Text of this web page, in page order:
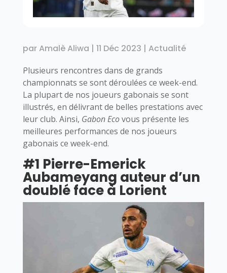
parAmalè Aliwa | 11 Déc 2023 | Actualité
Plusieurs rencontres dans de grands
championnats se sont déroulées ce week-end.
La plupart de nos joueurs gabonais se sont
illustrés, en délivrant de belles prestations avec
leur club. Ainsi, Gabon Ecovous présente les
meilleures performances de nos joueurs
gabonais ce week-end.
#1 Pierre-Emerick
Aubameyang auteur d’un
doublé face à Lorient